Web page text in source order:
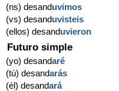
(ns) desanduvimos
(vs) desanduvisteis
(ellos) desanduvieron
Futuro simple
(yo) desandaré
(tú) desandarás
(él) desandará